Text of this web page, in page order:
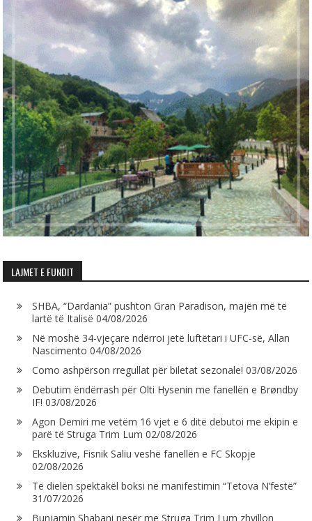
LAJMET E FUNDIT
SHBA, “Dardania” pushton Gran Paradison, majën më të
lartë të Italisë 04/08/2026
Në moshë 34-vjeçare ndërroi jetë luftëtari i UFC-së, Allan
Nascimento 04/08/2026
Como ashpërson rregullat për biletat sezonale! 03/08/2026
Debutim ëndërrash për Olti Hysenin me fanellën e Brøndby
IF! 03/08/2026
Agon Demiri me vetëm 16 vjet e 6 ditë debutoi me ekipin e
parë të Struga Trim Lum 02/08/2026
Ekskluzive, Fisnik Saliu veshë fanellën e FC Skopje
02/08/2026
Të dielën spektakël boksi në manifestimin “Tetova N’festë”
31/07/2026
Bunjamin Shabani nesër me Struga Trim Lum zhvillon